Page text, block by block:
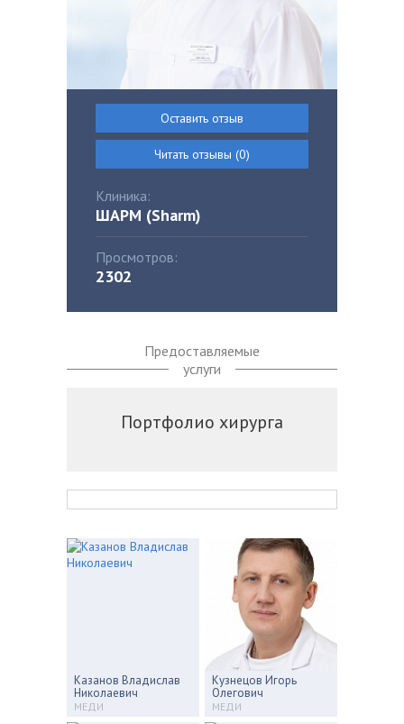
Оставить отзыв
Читать отзывы (0)
Клиника:
ШАРМ (Sharm)
Просмотров:
2302
Предоставляемые
услуги
Портфолио хирурга
Казанов Владислав
Николаевич
МЕДИ
Кузнецов Игорь
Олегович
МЕДИ